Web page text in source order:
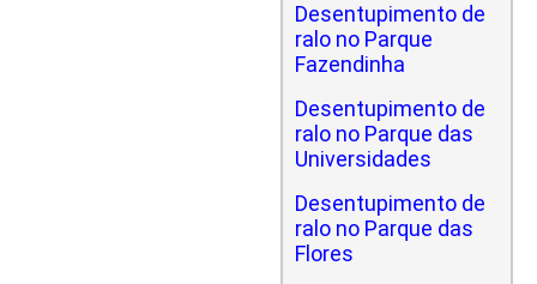
Desentupimento de
ralo no Parque
Fazendinha
Desentupimento de
ralo no Parque das
Universidades
Desentupimento de
ralo no Parque das
Flores